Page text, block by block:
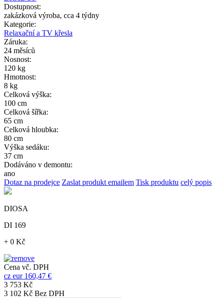
Dostupnost:
zakázková výroba, cca 4 týdny
Kategorie:
Relaxační a TV křesla
Záruka:
24 měsíců
Nosnost:
120 kg
Hmotnost:
8 kg
Celková výška:
100 cm
Celková šířka:
65 cm
Celková hloubka:
80 cm
Výška sedáku:
37 cm
Dodáváno v demontu:
ano
Dotaz na prodejce Zaslat produkt emailem Tisk produktu celý popis
DIOSA
DI 169
+ 0 Kč
Cena vč. DPH
cz eur 160,47 €
3 753 Kč
3 102 Kč Bez DPH